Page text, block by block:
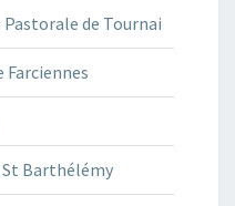
Pastorale de Tournai
Farciennes
Barthélémy